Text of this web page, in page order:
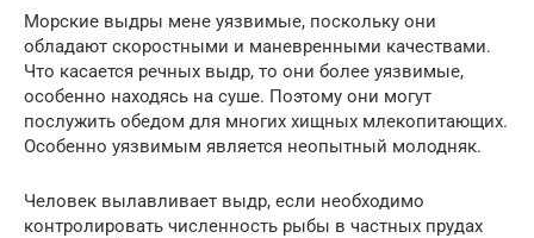
Морские выдры мене уязвимые, поскольку они
обладают скоростными и маневренными качествами.
Что касается речных выдр, то они более уязвимые,
особенно находясь на суше. Поэтому они могут
послужить обедом для многих хищных млекопитающих.
Особенно уязвимым является неопытный молодняк.
Человек вылавливает выдр, если необходимо
контролировать численность рыбы в частных прудах